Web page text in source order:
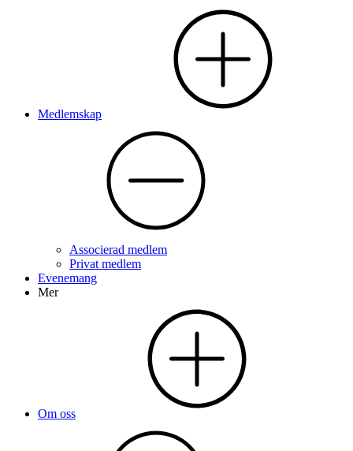
Medlemskap
Associerad medlem
Privat medlem
Evenemang
Mer
Om oss